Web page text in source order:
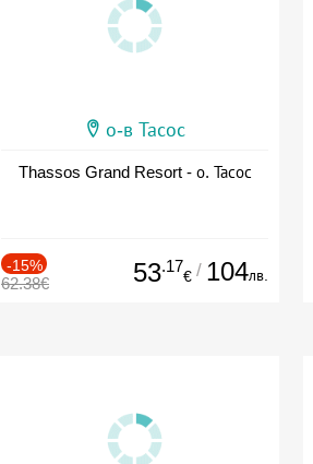
о-в Тасос
Thassos Grand Resort - о. Тасос
-15%
62.38€ 53.17
€ / 104лв.